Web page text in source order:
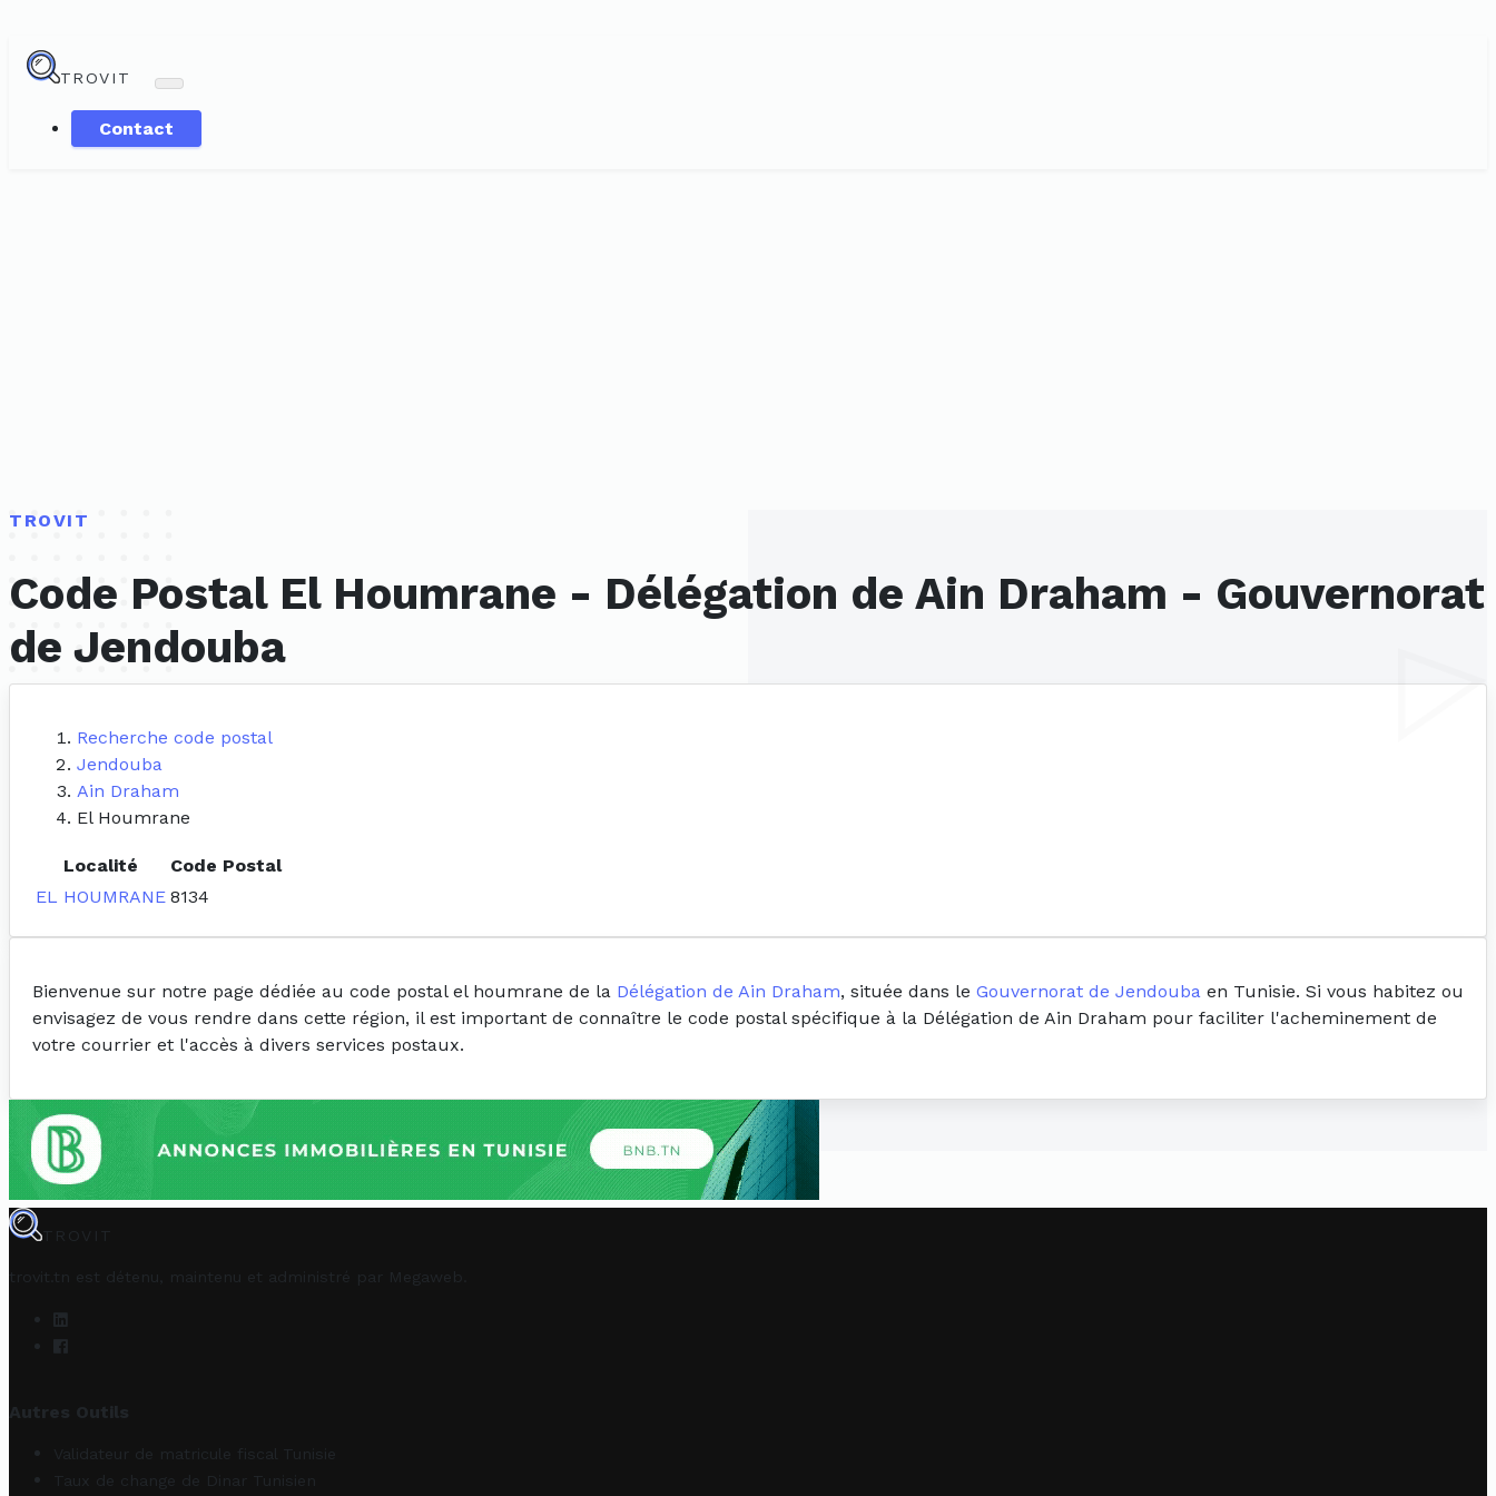
TROVIT
Contact
TROVIT
Code Postal El Houmrane - Délégation de Ain Draham - Gouvernorat
de Jendouba
Recherche code postal
Jendouba
Ain Draham
El Houmrane
Localité
Code Postal
EL HOUMRANE 8134
Bienvenue sur notre page dédiée au code postal el houmrane de la Délégation de Ain Draham, située dans le Gouvernorat de Jendouba en Tunisie. Si vous habitez ou
envisagez de vous rendre dans cette région, il est important de connaître le code postal spécifique à la Délégation de Ain Draham pour faciliter l'acheminement de
votre courrier et l'accès à divers services postaux.
TROVIT
trovit.tn est détenu, maintenu et administré par Megaweb
Autres Outils
Validateur de matricule fiscal Tunisie
Taux de change de Dinar Tunisien